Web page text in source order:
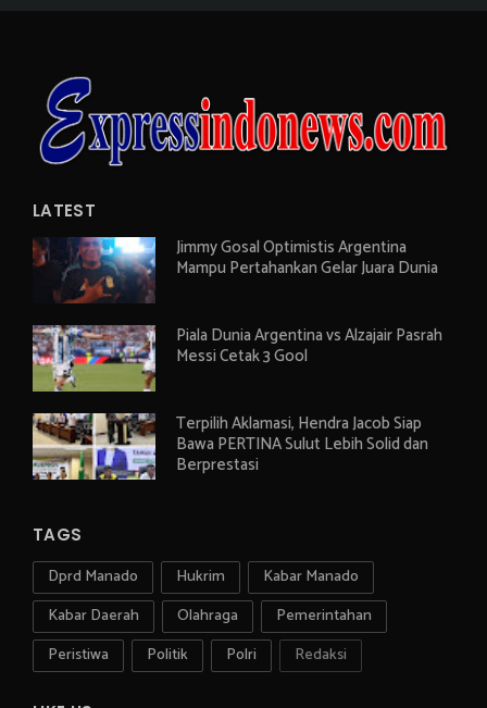
LATEST
Jimmy Gosal Optimistis Argentina
Mampu Pertahankan Gelar Juara Dunia
Piala Dunia Argentina vs Alzajair Pasrah
Messi Cetak 3 Gool
Terpilih Aklamasi, Hendra Jacob Siap
Bawa PERTINA Sulut Lebih Solid dan
Berprestasi
TAGS
Dprd Manado Hukrim
Kabar Manado
Kabar Daerah
Olahraga
Pemerintahan
Peristiwa
Politik Polri Redaksi